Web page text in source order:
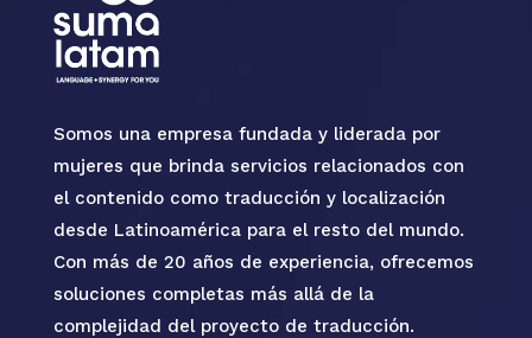
Somos una empresa fundada y liderada por
mujeres que brinda servicios relacionados con
el contenido como traducción y localización
desde Latinoamérica para el resto del mundo.
Con más de 20 años de experiencia, ofrecemos
soluciones completas más allá de la
complejidad del proyecto de traducción.